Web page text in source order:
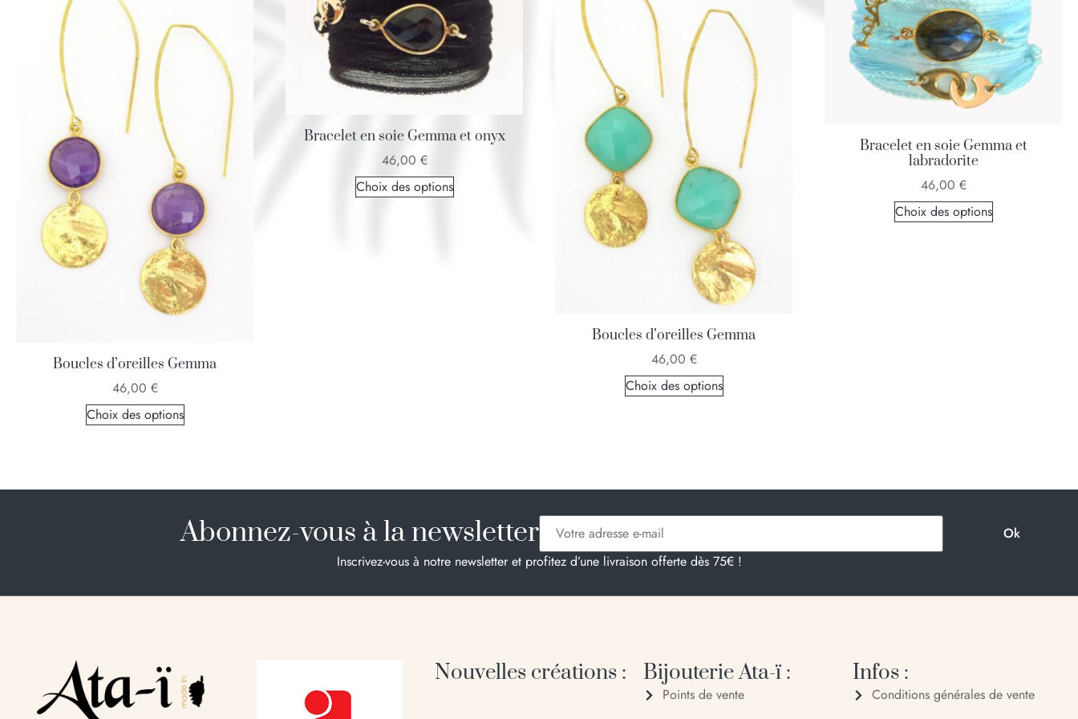
Boucles d’oreilles Gemma
46,00 €
Choix des options
Bracelet en soie Gemma et onyx
46,00 €
Choix des options
Boucles d’oreilles Gemma
46,00 €
Choix des options
Bracelet en soie Gemma et
labradorite
46,00 €
Choix des options
Abonnez-vous à la newsletter
Inscrivez-vous à notre newsletter et profitez d’une livraison offerte dès 75€ !
Nouvelles créations : Bijouterie Ata-ï :
Points de vente
Infos :
Conditions générales de vente